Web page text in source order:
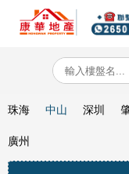
珠海 中山 深圳
廣州